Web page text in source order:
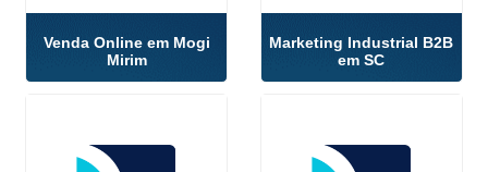
Venda Online em Mogi
Mirim
Marketing Industrial B2B
em SC